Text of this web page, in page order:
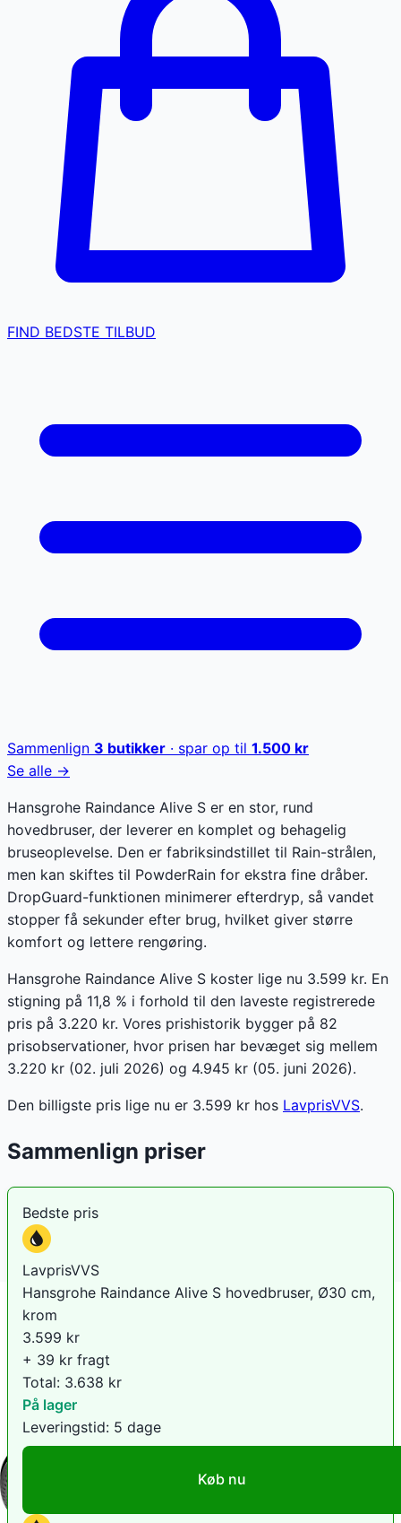
FIND BEDSTE TILBUD
Sammenlign 3 butikker · spar op til 1.500 kr
Se alle →
Hansgrohe Raindance Alive S er en stor, rund
hovedbruser, der leverer en komplet og behagelig
bruseoplevelse. Den er fabriksindstillet til Rain-strålen,
men kan skiftes til PowderRain for ekstra fine dråber.
DropGuard-funktionen minimerer efterdryp, så vandet
stopper få sekunder efter brug, hvilket giver større
komfort og lettere rengøring.
Hansgrohe Raindance Alive S koster lige nu 3.599 kr. En
stigning på 11,8 % i forhold til den laveste registrerede
pris på 3.220 kr. Vores prishistorik bygger på 82
prisobservationer, hvor prisen har bevæget sig mellem
3.220 kr (02. juli 2026) og 4.945 kr (05. juni 2026).
Den billigste pris lige nu er 3.599 kr hos LavprisVVS.
Sammenlign priser
Bedste pris
LavprisVVS
Hansgrohe Raindance Alive S hovedbruser, Ø30 cm,
krom
3.599 kr
+ 39 kr fragt
Total: 3.638 kr
På lager
Leveringstid: 5 dage
Køb nu